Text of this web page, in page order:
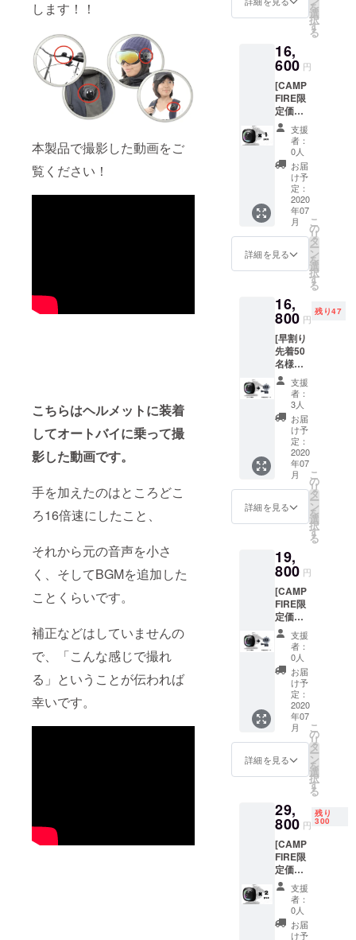
します！！
本製品で撮影した動画をご
覧ください！
こちらはヘルメットに装着
してオートバイに乗って撮
影した動画です。
手を加えたのはところどこ
ろ16倍速にしたこと、
それから元の音声を小さ
く、そしてBGMを追加した
ことくらいです。
補正などはしていませんの
で、「こんな感じで撮れ
る」ということが伝われば
幸いです。
なアイデア
にお届けす
るべく活動
している。
2014年に
MISSION
LINK合同会
社を設立し
て当時、日
本では革新
的な５本指
のシューズ
し、多くの
愛用頂いて
います。一
人でも多く
の方に笑顔
をお届け出
来るような
商品を日本
に排出して
いきたいと
思います。
フ] ■ど
ション
カメラ
本体１
台 ・
【先着
50名様
限
定！】
・一般
販売予
定価
格
23,800
円 →
早割り
価格
15,470
カ
ラー
ク
を
選
択
す
る
16,
600 円
[CAMP
FIRE限
定価格
30％オ
フ] ■ど
こでも
アク
ション
カメラ
本体１
【CAM
PFIRE
限定価
格】 ・
価格
23,800
円
→CAM
PFIRE
限定価
格
16,600
円（送
料込
み） ・
ラー
ブラッ
支援
者：
0人
お届
け予
定：
2020
年07
月
詳細を見る
こ
の
リ
タ
ー
ン
を
選
択
す
る
16,
800 円
残り47
[早割り
先着50
名様
39％オ
フ] ■ど
こでも
アク
ション
カメラ
本体１
台 ■専
用防水
ケース
１個 ・
【先着
定！】
・一般
販売予
定価
格
27,780
円 →
早割り
価格
16,800
円（送
料込
み） ・
ラー
ブラッ
ク
支援
者：
3人
お届
け予
定：
2020
年07
月
詳細を見る
こ
の
リ
タ
ー
ン
を
選
択
す
る
19,
800 円
[CAMP
FIRE限
定価格
28％オ
フ] ■ど
こでも
アク
ション
カメラ
本体１
台 ■専
用防水
ケース
１個 ・
【CAM
格】 ・
一般販
売予定
価格
27,780
円
→CAM
PFIRE
限定価
格
19,800
支援
者：
0人
お届
け予
定：
2020
年07
月
詳細を見る
こ
の
リ
タ
ー
ン
を
選
択
す
る
29,
800 円
残り
300
[CAMP
FIRE限
定価格
37％オ
フ] ■ど
こでも
アク
ション
支援
者：
0人
お届
け予